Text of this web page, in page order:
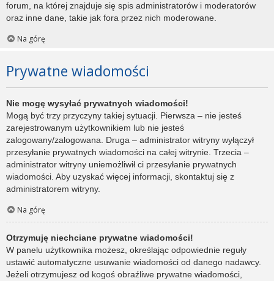
forum, na której znajduje się spis administratorów i moderatorów
oraz inne dane, takie jak fora przez nich moderowane.
Na górę
Prywatne wiadomości
Nie mogę wysyłać prywatnych wiadomości!
Mogą być trzy przyczyny takiej sytuacji. Pierwsza – nie jesteś
zarejestrowanym użytkownikiem lub nie jesteś
zalogowany/zalogowana. Druga – administrator witryny wyłączył
przesyłanie prywatnych wiadomości na całej witrynie. Trzecia –
administrator witryny uniemożliwił ci przesyłanie prywatnych
wiadomości. Aby uzyskać więcej informacji, skontaktuj się z
administratorem witryny.
Na górę
Otrzymuję niechciane prywatne wiadomości!
W panelu użytkownika możesz, określając odpowiednie reguły
ustawić automatyczne usuwanie wiadomości od danego nadawcy.
Jeżeli otrzymujesz od kogoś obraźliwe prywatne wiadomości,